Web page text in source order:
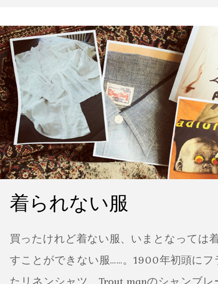
着られない服
買ったけれど着ない服、いまとなっては
すことができない服……。1900年初頭に